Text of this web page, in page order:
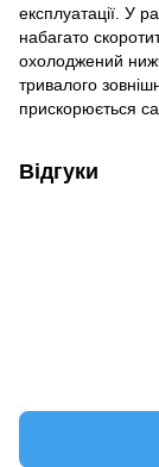
експлуатації. У
набагато
охолоджений
тривалого
прискорюється
Відгуки